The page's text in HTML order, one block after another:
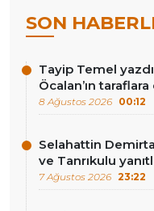
SON
Tayip Temel
Öcalan’ın
8 Ağustos 2026 00:12
Selahattin
ve Tanrıkulu
7 Ağustos 2026 23:22